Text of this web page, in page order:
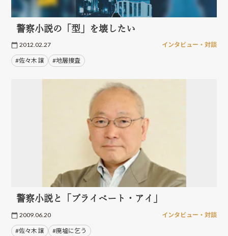
警察小説の「型」を壊したい
2012.02.27 インタビュー・対談
#佐々木 譲 #地層捜査
警察小説と「プライベート・アイ」
2009.06.20 インタビュー・対談
#佐々木 譲 #廃墟に乞う